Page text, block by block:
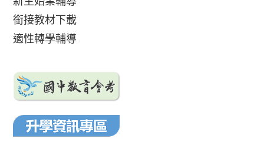
銜接教材下載
適性轉學輔導